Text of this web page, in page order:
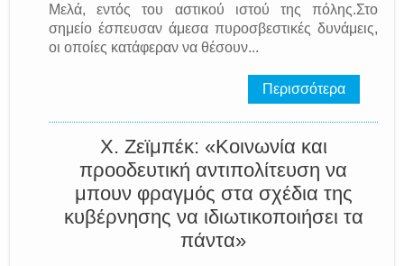
Μελά, εντός του αστικού ιστού της πόλης.Στο
σημείο έσπευσαν άμεσα πυροσβεστικές δυνάμεις,
οι οποίες κατάφεραν να θέσουν...
Περισσότερα
Χ. Ζεϊμπέκ: «Κοινωνία και
προοδευτική αντιπολίτευση να
μπουν φραγμός στα σχέδια της
κυβέρνησης να ιδιωτικοποιήσει τα
πάντα»